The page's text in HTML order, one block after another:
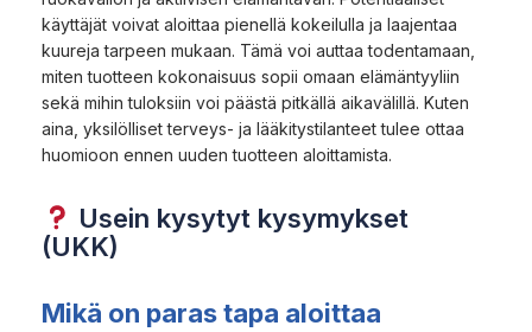
käyttäjät voivat aloittaa pienellä kokeilulla ja laajentaa
kuureja tarpeen mukaan. Tämä voi auttaa todentamaan,
miten tuotteen kokonaisuus sopii omaan elämäntyyliin
sekä mihin tuloksiin voi päästä pitkällä aikavälillä. Kuten
aina, yksilölliset terveys- ja lääkitystilanteet tulee ottaa
huomioon ennen uuden tuotteen aloittamista.
Usein kysytyt kysymykset
(UKK)
Mikä on paras tapa aloittaa